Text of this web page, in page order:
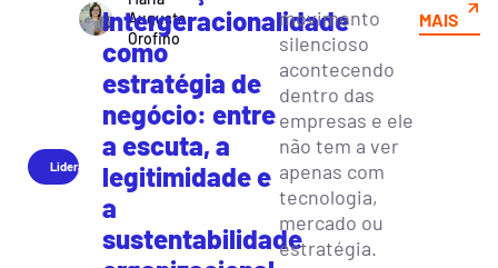
Liderança
Augusta
Orofino
Intergeracionalidade
como
estratégia de
negócio: entre
a escuta, a
legitimidade e
a
sustentabilidade
movimento
silencioso
acontecendo
dentro das
empresas e ele
não tem a ver
apenas com
tecnologia,
mercado ou
estratégia.
MAIS